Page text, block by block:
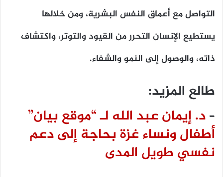
التواصل مع أعماق النفس البشرية، ومن خلالها
يستطيع الإنسان التحرر من القيود والتوتر، واكتشاف
ذاته، والوصول إلى النمو والشفاء.
طالع المزيد:
–د. إيمان عبد الله لـ “موقع بيان”
أطفال ونساء غزة بحاجة إلى دعم
نفسي طويل المدى